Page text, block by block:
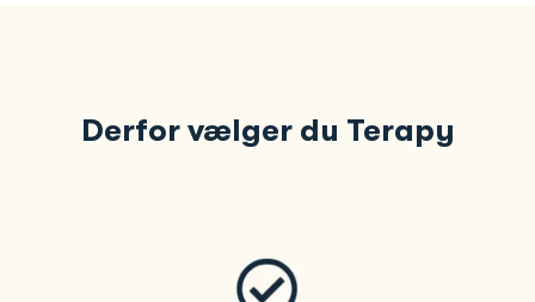
Derfor vælger du Terapy